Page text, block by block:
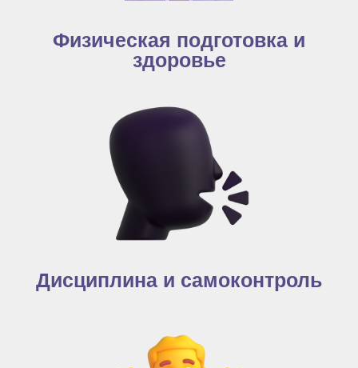
Физическая подготовка и
здоровье
Дисциплина и самоконтроль